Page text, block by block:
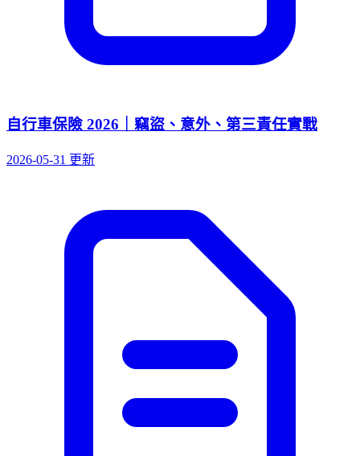
自行車保險 2026｜竊盜、意外、第三責任實戰
2026-05-31 更新